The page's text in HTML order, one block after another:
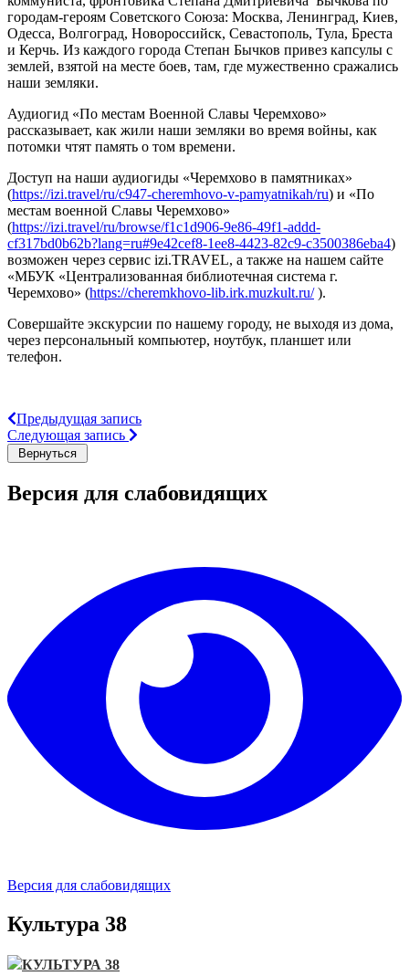
городам-героям Советского Союза: Москва, Ленинград, Киев,
Одесса, Волгоград, Новороссийск, Севастополь, Тула, Бреста
и Керчь. Из каждого города Степан Бычков привез капсулы с
землей, взятой на месте боев, там, где мужественно сражались
наши земляки.
Аудиогид «По местам Военной Славы Черемхово»
рассказывает, как жили наши земляки во время войны, как
потомки чтят память о том времени.
Доступ на наши аудиогиды «Черемхово в памятниках»
(https://izi.travel/ru/c947-cheremhovo-v-pamyatnikah/ru) и «По
местам военной Славы Черемхово»
(https://izi.travel/ru/browse/f1c1d906-9e86-49f1-addd-
cf317bd0b62b?lang=ru#9e42cef8-1ee8-4423-82c9-c3500386eba4)
возможен через сервис izi.TRAVEL, а также на нашем сайте
«МБУК «Централизованная библиотечная система г.
Черемхово» (https://cheremkhovo-lib.irk.muzkult.ru/).
Совершайте экскурсии по нашему городу, не выходя из дома,
через персональный компьютер, ноутбук, планшет или
телефон.
Предыдущая запись
Следующая запись
Версия для слабовидящих
Версия для слабовидящих
Культура 38
КУЛЬТУРА 38